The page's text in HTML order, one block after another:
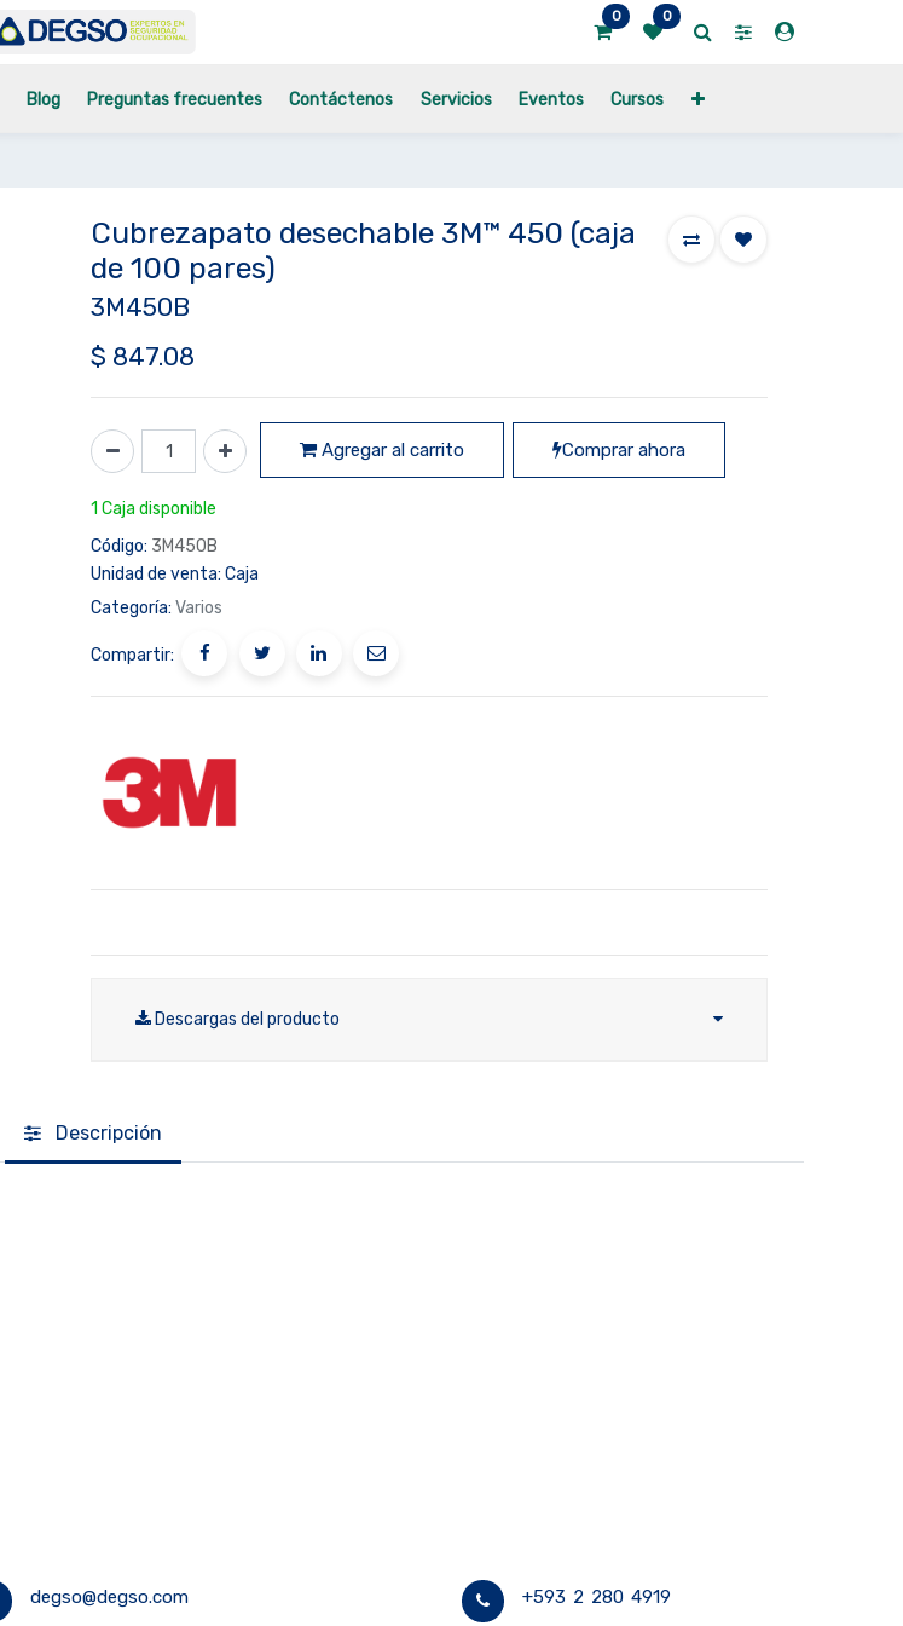
0 0
Blog Preguntas frecuentes Contáctenos Servicios Eventos Cursos
Cubrezapato desechable 3M™ 450 (caja
de 100 pares)
3M450B
$ 847.08
Agregar al carrito Comprar ahora
1 Caja disponible
Código: 3M450B
Unidad de venta: Caja
Categoría: Varios
Compartir:
Descargas del producto
Descripción
degso@degso.com +593 2 280 4919